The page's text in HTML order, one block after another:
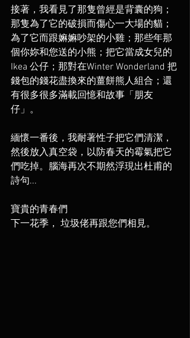
接著，我看見了那隻曾經是背囊的狗；
那隻為了它的破損而傷心一大場的貓；
為了它而跟嫲嫲吵架的小雞；那些年那
個你妳和您送的小熊；把它當成女兒的
Ikea 公仔；那對在Winter Wonderland 把
錢包的錢花盡換來的薑餅熊人組合；還
有很多很多滿載回憶和故事「朋友
仔」。⁣
緬懷一番後，我耐著性子把它們清潔，
然後放入真空袋，以防春天的霉氣把它
們⁣吃掉。腦海再次不期然浮現出杜甫的
詩句...
寶貴的青春們⁣
下一花季， 垃圾佬再跟您們相見。